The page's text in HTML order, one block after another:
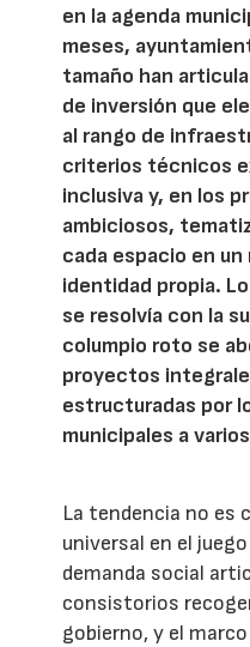
en la agenda
meses,
tamaño han
de inversión que
al rango de
criterios técnicos
inclusiva y, en los
ambiciosos,
cada espacio en
identidad propia.
se resolvía con la
columpio roto se
proyectos
estructuradas por
municipales a
La tendencia no es
universal en el
demanda social
consistorios
gobierno, y el